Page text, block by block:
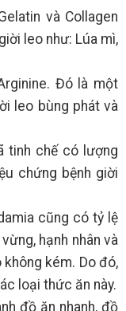
và Collagen
leo như: Lúa mì,
Đó là một
leo bùng phát và
tinh chế có lượng
chứng bệnh giời
cũng có tỷ lệ
hạnh nhân và
kém. Do đó,
loại thức ăn này.
đồ ăn nhanh, đồ